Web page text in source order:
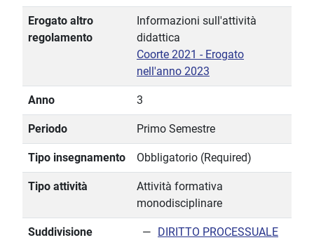
Erogato altro
regolamento
Informazioni sull'attività
didattica
Coorte 2021 - Erogato
nell'anno 2023
Anno 3
Periodo Primo Semestre
Tipo insegnamento Obbligatorio (Required)
Tipo attività
Attività formativa
monodisciplinare
Suddivisione
DIRITTO PROCESSUALE